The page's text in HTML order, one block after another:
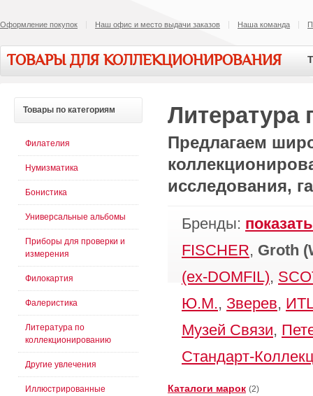
Оформление покупок Наш офис и место выдачи заказов Наша команда
ТОВАРЫ ДЛЯ КОЛЛЕКЦИОНИРОВАНИЯ
Литература
Предлагаем
исследования,
Бренды:
FISCHER, Groth
(ex-DOMFIL),
Ю.М., Зверев,
Музей Связи,
Стандарт-
Каталоги марок (2)
Товары по категориям
Филателия
Нумизматика
Бонистика
Универсальные альбомы
Приборы для проверки и
измерения
Филокартия
Фалеристика
Литература по
коллекционированию
Другие увлечения
Иллюстрированные